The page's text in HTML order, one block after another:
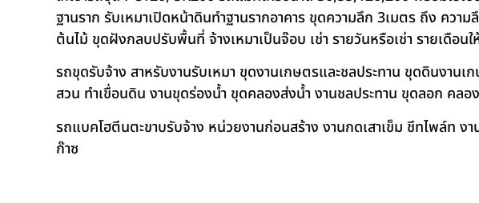
ฐานราก รับเหมาเปิดหน้าดินทำฐานรากอาคาร ขุดความลึก 3เมตร ถึง คว
ต้นไม้ ขุดฝังกลบปรับพื้นที่ จ้างเหมาเป็นจ๊อบ เช่า รายวันหรือเช่า รายเดือนใ
รถขุดรับจ้าง สาหรับงานรับเหมา ขุดงานเกษตรและชลประทาน ขุดดินงาน
สวน ทำเขื่อนดิน งานขุดร่องน้ำ ขุดคลองส่งน้ำ งานชลประทาน ขุดลอก คลอ
รถแบคโฮตีนตะขาบรับจ้าง หน่วยงานก่อนสร้าง งานกดเสาเข็ม ชีทไพล์ท ง
ก๊าซ